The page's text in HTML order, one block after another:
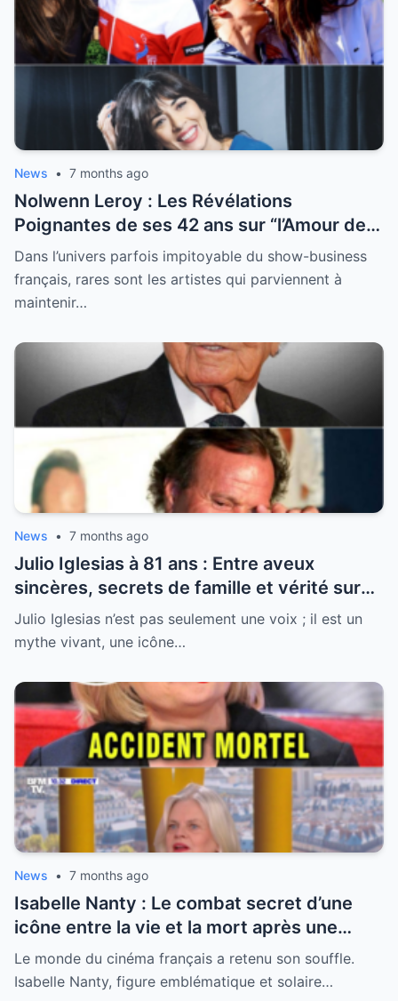
News • 7 months ago
Nolwenn Leroy : Les Révélations
Poignantes de ses 42 ans sur “l’Amour de
sa Vie”
Dans l’univers parfois impitoyable du show-business
français, rares sont les artistes qui parviennent à
maintenir…
News • 7 months ago
Julio Iglesias à 81 ans : Entre aveux
sincères, secrets de famille et vérité sur
sa santé, la légende se livre enfin
Julio Iglesias n’est pas seulement une voix ; il est un
mythe vivant, une icône…
News • 7 months ago
Isabelle Nanty : Le combat secret d’une
icône entre la vie et la mort après une
hospitalisation critique
Le monde du cinéma français a retenu son souffle.
Isabelle Nanty, figure emblématique et solaire…